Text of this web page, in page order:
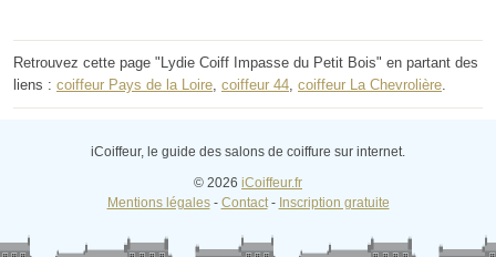
Retrouvez cette page "Lydie Coiff Impasse du Petit Bois" en partant des
liens : coiffeur Pays de la Loire, coiffeur 44, coiffeur La Chevrolière.
iCoiffeur, le guide des salons de coiffure sur internet.
© 2026 iCoiffeur.fr
Mentions légales- Contact- Inscription gratuite